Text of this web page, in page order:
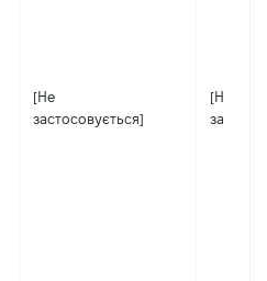
[Не
застосовується]
[Не